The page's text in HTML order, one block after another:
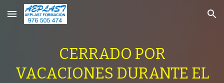
Skip to main content Skip to navigation
CERRADO POR
VACACIONES DURANTE EL